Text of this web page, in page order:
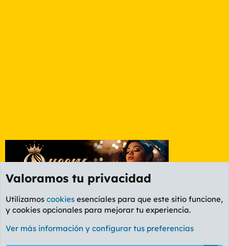
Foro Cine
Cookies
PL OLDSTYLE AMARILLO
Valoramos tu privacidad
Utilizamos cookies esenciales para que este sitio funcione,
y cookies opcionales para mejorar tu experiencia.
Ver más información y configurar tus preferencias